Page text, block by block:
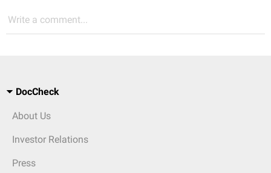
Write a comment...
DocCheck
About Us
Investor Relations
Press